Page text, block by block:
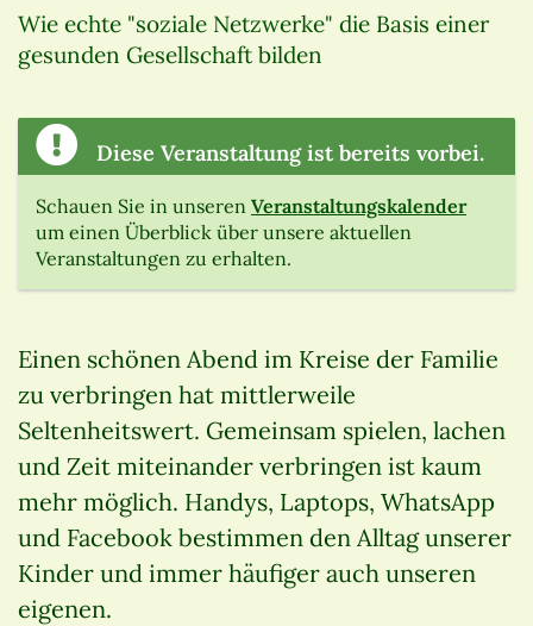
Wie echte "soziale Netzwerke" die Basis einer
gesunden Gesellschaft bilden
Diese Veranstaltung ist bereits vorbei.
Schauen Sie in unseren Veranstaltungskalender
um einen Überblick über unsere aktuellen
Veranstaltungen zu erhalten.
Einen schönen Abend im Kreise der Familie
zu verbringen hat mittlerweile
Seltenheitswert. Gemeinsam spielen, lachen
und Zeit miteinander verbringen ist kaum
mehr möglich. Handys, Laptops, WhatsApp
und Facebook bestimmen den Alltag unserer
Kinder und immer häufiger auch unseren
eigenen.